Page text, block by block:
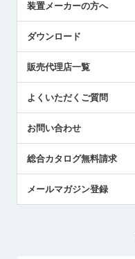
採用情報
国/地域/言語
エアマイクロセンサ製品
メトロールの技術
社員ブログ
中小企業のBCP地震対策
センサのテクニカルガイド
社長ブログ
装置メーカーの方へ
ダウンロード
販売代理店一覧
よくいただくご質問
お問い合わせ
総合カタログ無料請求
メールマガジン登録